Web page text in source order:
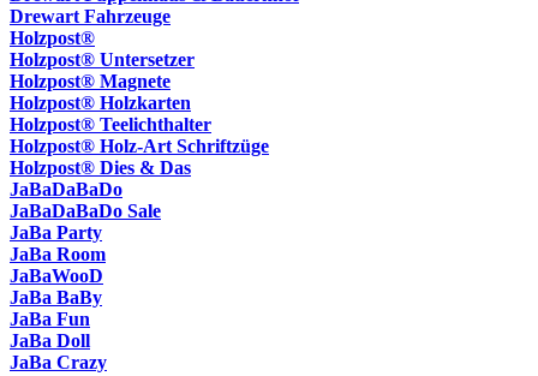
Drewart Fahrzeuge
Holzpost®
Holzpost® Untersetzer
Holzpost® Magnete
Holzpost® Holzkarten
Holzpost® Teelichthalter
Holzpost® Holz-Art Schriftzüge
Holzpost® Dies & Das
JaBaDaBaDo
JaBaDaBaDo Sale
JaBa Party
JaBa Room
JaBaWooD
JaBa BaBy
JaBa Fun
JaBa Doll
JaBa Crazy